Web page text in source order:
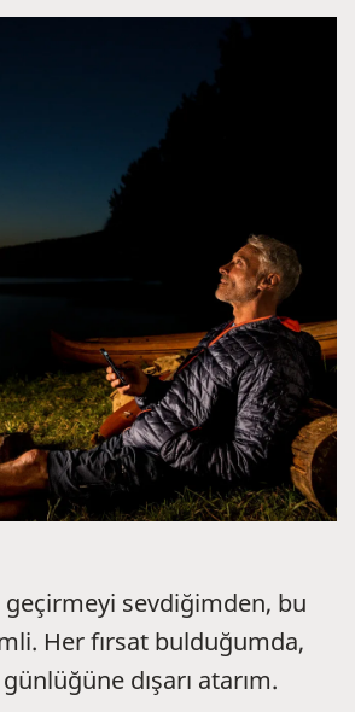
geçirmeyi sevdiğimden, bu
Her fırsat bulduğumda,
dışarı atarım.